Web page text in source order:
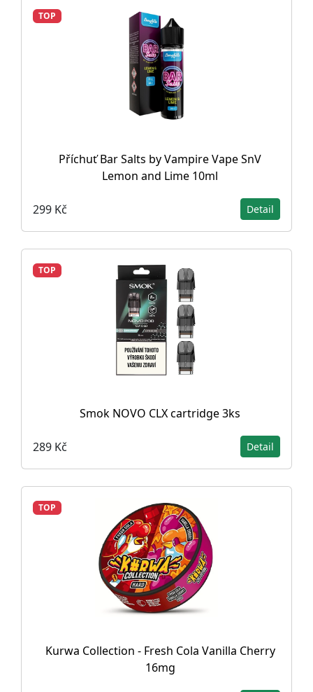
TOP
Příchuť Bar Salts by Vampire Vape SnV
Lemon and Lime 10ml
299 Kč Detail
TOP
Smok NOVO CLX cartridge 3ks
289 Kč Detail
TOP
Kurwa Collection - Fresh Cola Vanilla Cherry
16mg